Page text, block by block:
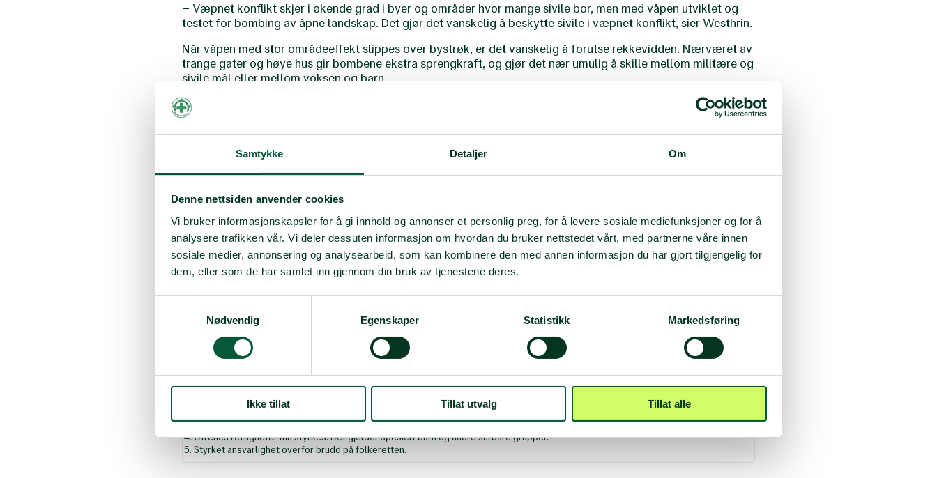
Samtykke Detaljer Om
Denne nettsiden anvender cookies
Vi bruker informasjonskapsler for å gi innhold og annonser et personlig preg, for å levere sosiale mediefunksjoner og for å
analysere trafikken vår. Vi deler dessuten informasjon om hvordan du bruker nettstedet vårt, med partnerne våre innen
sosiale medier, annonsering og analysearbeid, som kan kombinere den med annen informasjon du har gjort tilgjengelig for
dem, eller som de har samlet inn gjennom din bruk av tjenestene deres.
Nødvendig
Egenskaper Statistikk Markedsføring
Ikke tillat Tillat utvalg Tillat alle
– Væpnet konflikt skjer i økende grad i byer og områder hvor mange sivile bor, men med våpen utviklet og
testet for bombing av åpne landskap. Det gjør det vanskelig å beskytte sivile i væpnet konflikt, sier Westhrin.
Når våpen med stor områdeeffekt slippes over bystrøk, er det vanskelig å forutse rekkevidden. Nærværet av
trange gater og høye hus gir bombene ekstra sprengkraft, og gjør det nær umulig å skille mellom militære og
sivile mål eller mellom voksen og barn.
– Som følge av at disse uegnede våpnene brukes i bystrøk, foregår en utbredt lemlestelse og drap på barn.
Norske politikere bør kjenne sin besøkelsestid og ta tydelig avstand fra denne våpenbruken, sier Birgitte
Lange, Generalsekretær i Redd Barna.
Det er i første omgang medlemmer av Stortingets utenriks- og forsvarskomite som mottar oppfordringen om
å tilslutte seg kampanjen, men målet er å få med flest mulig før året er omme.
– FNs generalsekretær har flere ganger etterlyst et internasjonalt, politisk initiativ for å få stanset denne
våpenbruken, og vi og INEW har valgt å ta ham på ordet. I dag starter denne kampanjen i over 15 land, sier
Westhrin.
Les mer om bakgrunnen for kampanjen påINEWs nettsideeller på norsk (PDF) her:
En internasjonal politisk erklæring mot eksplosive våpen i tettbebygde strøk bør ha følgende mål, ifølge Norsk
Folkehjelp og Redd Barna:
En erkjennelse av de humanitære konsekvensene bruken av eksplosive våpen i byer forårsaker.
Konkret arbeid for å unngå bruk av eksplosive våpen i tettbebygde strøk gjennom å styrke nasjonal politikk og militær praksis.
Relevant informasjon om antall ofre og typen skader skal være tilgjengelig for offentligheten.
Ofrenes rettigheter må styrkes. Det gjelder spesielt barn og andre sårbare grupper.
Styrket ansvarlighet overfor brudd på folkeretten.